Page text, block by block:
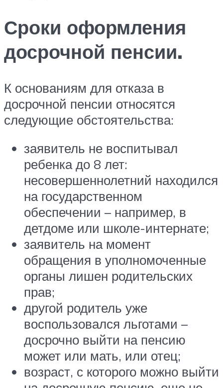
Сроки оформления
досрочной пенсии.
К основаниям для отказа в
досрочной пенсии относятся
следующие обстоятельства:
заявитель не воспитывал
ребенка до 8 лет:
несовершеннолетний находился
на государственном
обеспечении – например, в
детдоме или школе-интернате;
заявитель на момент
обращения в уполномоченные
органы лишен родительских
прав;
другой родитель уже
воспользовался льготами –
досрочно выйти на пенсию
может или мать, или отец;
возраст, с которого можно выйти